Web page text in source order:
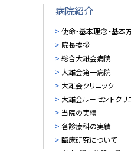
病院紹介
使命・基本理念・基本
院長挨拶
総合大雄会病院
大雄会第一病院
大雄会クリニック
大雄会ルーセントクリ
当院の実績
各診療科の実績
臨床研究について